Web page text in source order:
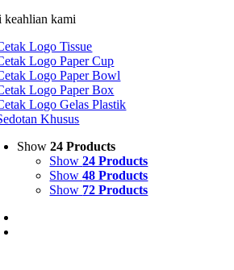
keahlian kami
Logo Tissue
Logo Paper Cup
Logo Paper Bowl
Logo Paper Box
Logo Gelas Plastik
Khusus
Show24 Products
Show24 Products
Show48 Products
Show 72 Products